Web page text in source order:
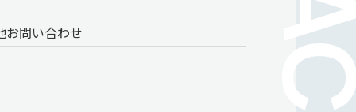
お問い合わせ